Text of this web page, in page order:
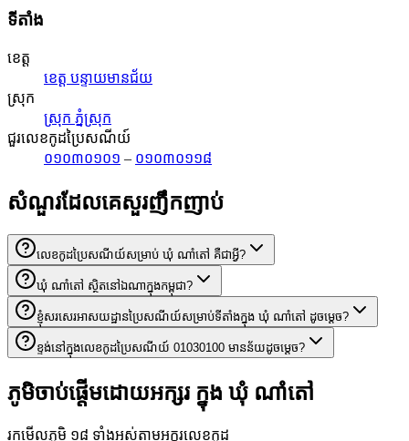
ទីតាំង
ខេត្ត
ខេត្ត បន្ទាយមានជ័យ
ស្រុក
ស្រុក ភ្នំស្រុក
ជួរលេខកូដប្រៃសណីយ៍
០១០៣០១០១ – ០១០៣០១១៨
សំណួរដែលគេសួរញឹកញាប់
លេខកូដប្រៃសណីយ៍សម្រាប់ ឃុំ ណាំតៅ គឺជាអ្វី?
ឃុំ ណាំតៅ ស្ថិតនៅឯណាក្នុងកម្ពុជា?
ខ្ញុំសរសេរអាសយដ្ឋានប្រៃសណីយ៍សម្រាប់ទីតាំងក្នុង ឃុំ ណាំតៅ ដូចម្តេច?
ខ្ទង់នៅក្នុងលេខកូដប្រៃសណីយ៍ 01030100 មានន័យដូចម្តេច?
ភូមិចាប់ផ្តើមដោយអក្សរ ក្នុង ឃុំ ណាំតៅ
រកមើលភូមិ ១៨ ទាំងអស់តាមអក្ខរលេខកូដ